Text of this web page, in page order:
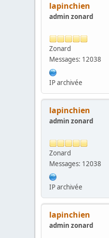
lapinchien
admin zonard
Zonard
Messages: 12038
IP archivée
lapinchien
admin zonard
Zonard
Messages: 12038
IP archivée
lapinchien
admin zonard